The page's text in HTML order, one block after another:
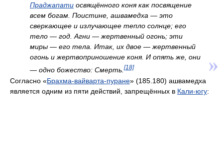
Праджапати освящённого коня как посвящение
всем богам. Поистине, ашвамедха — это
сверкающее и излучающее тепло солнце; его
тело — год. Агни — жертвенный огонь; эти
миры — его тела. Итак, их двое — жертвенный
огонь и жертвоприношение коня. И опять же, они
— одно божество: Смерть.[18]
Согласно «Брахма-вайварта-пуране» (185.180) ашвамедха
является одним из пяти действий, запрещённых в Кали-югу: